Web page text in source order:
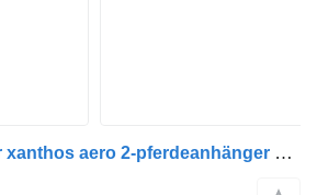
Humbaur Humbaur xanthos aero 2-pferdeanhänger 2,4t sk gebr. böckmann a.l